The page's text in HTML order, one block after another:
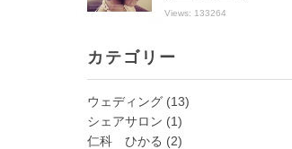
Views: 133264
カテゴリー
ウェディング (13)
シェアサロン (1)
仁科 ひかる (2)